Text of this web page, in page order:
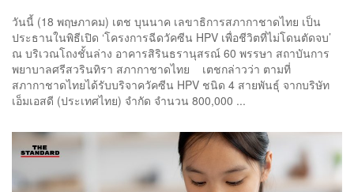
วันนี้ (18 พฤษภาคม) เตช บุนนาค เลขาธิการสภากาชาดไทย เป็น
ประธานในพิธีเปิด ‘โครงการฉีดวัคซีน HPV เพื่อชีวิตที่ไม่โดนตัดจบ’
ณ บริเวณโถงชั้นล่าง อาคารสิรินธรานุสรณ์ 60 พรรษา สถาบันการ
พยาบาลศรีสวรินทิรา สภากาชาดไทย เตชกล่าวว่า ตามที่
สภากาชาดไทยได้รับบริจาควัคซีน HPV ชนิด 4 สายพันธุ์ จากบริษัท
เอ็มเอสดี (ประเทศไทย) จำกัด จำนวน 800,000 ...